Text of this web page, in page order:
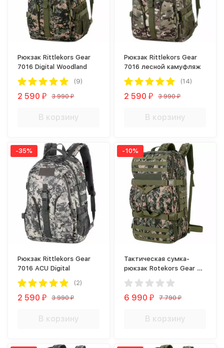
Рюкзак Rittlekors Gear
7016 Digital Woodland
(9)
2 590₽ 3 990₽
В корзину
Рюкзак Rittlekors Gear
7016 лесной камуфляж
(14)
2 590₽ 3 990₽
В корзину
-35%
Рюкзак Rittlekors Gear
7016 ACU Digital
(2)
2 590₽ 3 990₽
В корзину
-10%
Тактическая сумка-
рюкзак Rotekors Gear D-
01 60л Digital Woodland
6 990₽ 7 790₽
В корзину